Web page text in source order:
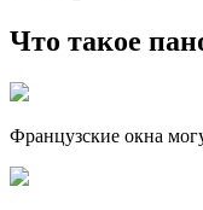
Что такое
Французские окна